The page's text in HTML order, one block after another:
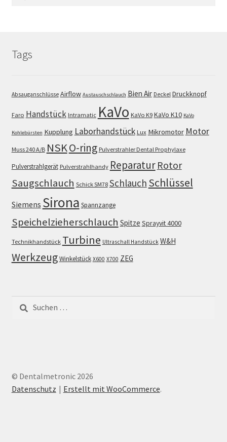
nach:
Tags
Absauganschlüsse Airflow Austauschschlauch Bien Air Deckel Druckknopf
Faro Handstück Intramatic KaVo KaVo K9 KaVo K10 KaVo
Kohlebürsten Kupplung Laborhandstück Lux Mikromotor Motor
Muss 240 A/B NSKO-ring Pulverstrahler Dental Prophylaxe
Pulverstrahlgerät Pulverstrahlhandy Reparatur Rotor
Saugschlauch Schick SM78 Schlauch Schlüssel
Siemens Sirona Spannzange
Speichelzieherschlauch Spitze Sprayvit 4000
Technikhandstück Turbine Ultraschall Handstück W&H
WerkzeugWinkelstück X600 X700 ZEG
nach:
© Dentalmetronic 2026
Datenschutz
Erstellt mit WooCommerce.